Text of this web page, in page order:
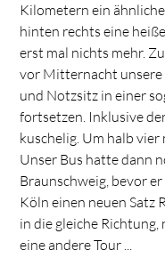
Kilometern ein
hinten rechts eine
erst mal nichts mehr.
vor Mitternacht unsere
und Notzsitz in einer
fortsetzen. Inklusive
kuschelig. Um halb
Unser Bus hatte dann
Braunschweig, bevor
Köln einen neuen Satz
in die gleiche
eine andere Tour ...